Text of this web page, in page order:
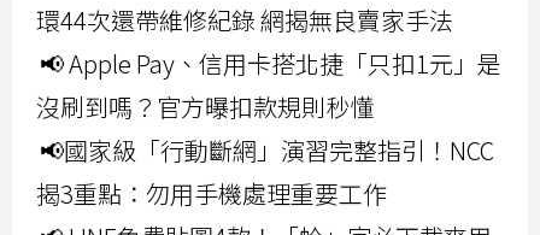
環44次還帶維修紀錄 網揭無良賣家手法
📢 Apple Pay、信用卡搭北捷「只扣1元」是
沒刷到嗎？官方曝扣款規則秒懂
📢國家級「行動斷網」演習完整指引！NCC
揭3重點：勿用手機處理重要工作